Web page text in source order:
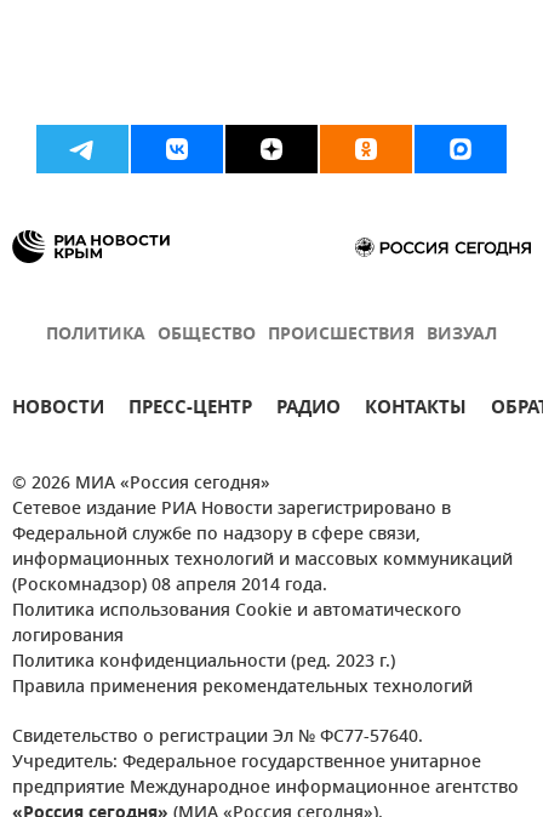
ПОЛИТИКА ОБЩЕСТВО ПРОИСШЕСТВИЯ ВИЗУАЛ
НОВОСТИ ПРЕСС-ЦЕНТР РАДИО КОНТАКТЫ
© 2026 МИА «Россия сегодня»
Сетевое издание РИА Новости зарегистрировано в
Федеральной службе по надзору в сфере связи,
информационных технологий и массовых коммуникаций
(Роскомнадзор) 08 апреля 2014 года.
Политика использования Cookie и автоматического
логирования
Политика конфиденциальности (ред. 2023 г.)
Правила применения рекомендательных технологий
Свидетельство о регистрации Эл № ФС77-57640.
Учредитель: Федеральное государственное унитарное
предприятие Международное информационное агентство